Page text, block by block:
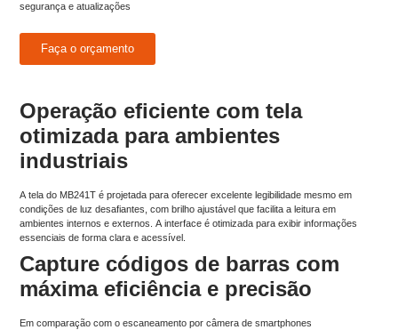
segurança e atualizações
Faça o orçamento
Operação eficiente com tela
otimizada para ambientes
industriais
A tela do MB241T é projetada para oferecer excelente legibilidade mesmo em
condições de luz desafiantes, com brilho ajustável que facilita a leitura em
ambientes internos e externos. A interface é otimizada para exibir informações
essenciais de forma clara e acessível.
Capture códigos de barras com
máxima eficiência e precisão
Em comparação com o escaneamento por câmera de smartphones